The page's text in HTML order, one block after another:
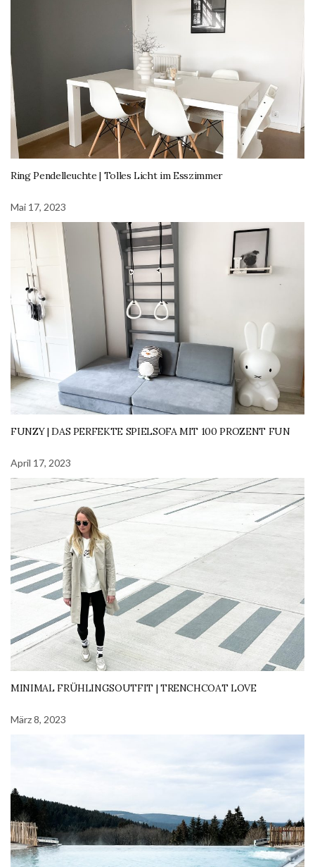
Ring Pendelleuchte | Tolles Licht im Esszimmer
Mai 17, 2023
FUNZY | DAS PERFEKTE SPIELSOFA MIT 100 PROZENT FUN
April 17, 2023
MINIMAL FRÜHLINGSOUTFIT | TRENCHCOAT LOVE
März 8, 2023